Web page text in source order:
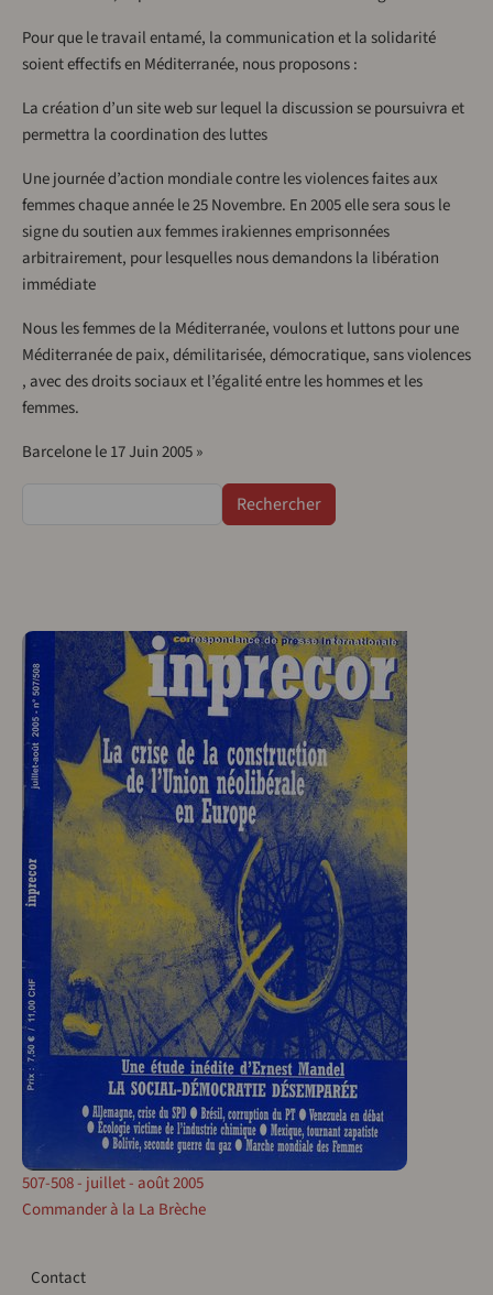
Pour que le travail entamé, la communication et la solidarité
soient effectifs en Méditerranée, nous proposons :
La création d’un site web sur lequel la discussion se poursuivra et
permettra la coordination des luttes
Une journée d’action mondiale contre les violences faites aux
femmes chaque année le 25 Novembre. En 2005 elle sera sous le
signe du soutien aux femmes irakiennes emprisonnées
arbitrairement, pour lesquelles nous demandons la libération
immédiate
Nous les femmes de la Méditerranée, voulons et luttons pour une
Méditerranée de paix, démilitarisée, démocratique, sans violences
, avec des droits sociaux et l’égalité entre les hommes et les
femmes.
Barcelone le 17 Juin 2005 »
507-508 - juillet - août 2005
Commander à la La Brèche
Contact
Contact